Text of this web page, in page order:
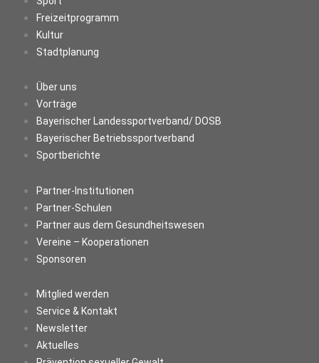
Freizeitprogramm
Kultur
Stadtplanung
Über uns
Vorträge
Bayerischer Landessportverband/ DOSB
Bayerischer Betriebssportverband
Sportberichte
Partner-Institutionen
Partner-Schulen
Partner aus dem Gesundheitswesen
Vereine – Kooperationen
Sponsoren
Mitglied werden
Service & Kontakt
Newsletter
Aktuelles